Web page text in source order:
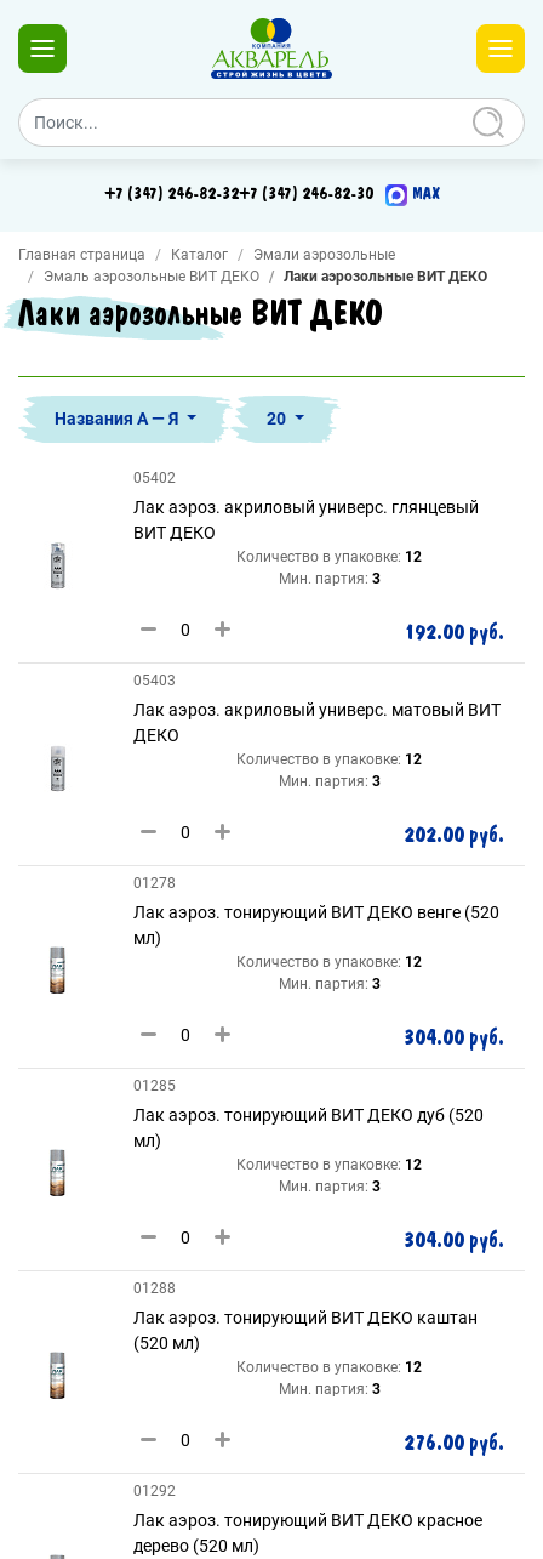
+7 (347) 246-82-32+7 (347) 246-82-30 MAX
Главная страница Каталог
Эмали аэрозольные
Эмаль аэрозольные ВИТ ДЕКО
Лаки аэрозольные ВИТ ДЕКО
Лаки аэрозольные ВИТ ДЕКО
Названия А — Я 20
05402
Лак аэроз. акриловый универс. глянцевый
ВИТ ДЕКО
Количество в упаковке: 12
Мин. партия: 3
192.00 руб.
05403
Лак аэроз. акриловый универс. матовый ВИТ
ДЕКО
Количество в упаковке: 12
Мин. партия: 3
202.00 руб.
01278
Лак аэроз. тонирующий ВИТ ДЕКО венге (520
мл)
Количество в упаковке: 12
Мин. партия: 3
304.00 руб.
01285
Лак аэроз. тонирующий ВИТ ДЕКО дуб (520
мл)
Количество в упаковке: 12
Мин. партия: 3
304.00 руб.
01288
Лак аэроз. тонирующий ВИТ ДЕКО каштан
(520 мл)
Количество в упаковке: 12
Мин. партия: 3
276.00 руб.
01292
Лак аэроз. тонирующий ВИТ ДЕКО красное
дерево (520 мл)